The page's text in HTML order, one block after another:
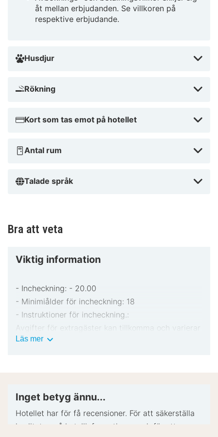
åt mellan erbjudanden. Se villkoren på
respektive erbjudande.
Husdjur
Rökning
Kort som tas emot på hotellet
Antal rum
Talade språk
Bra att veta
Viktig information
- Incheckning: - 20.00
- Minimiålder för incheckning: 18
- Instruktioner för incheckning.:
Avgifter för extragäster kan tillkomma och varierar
i enlighet med boendets policy.
Särskilda önskemål erbjuds i mån av tillgång vid
incheckning och kan medföra ytterligare avgifter.
Särskilda önskemål kan inte garanteras.
Läs merViktig
Inget betyg ännu...
Hotellet har för få recensioner. För att säkerställa
kvaliteten på hotellinformationen och för att